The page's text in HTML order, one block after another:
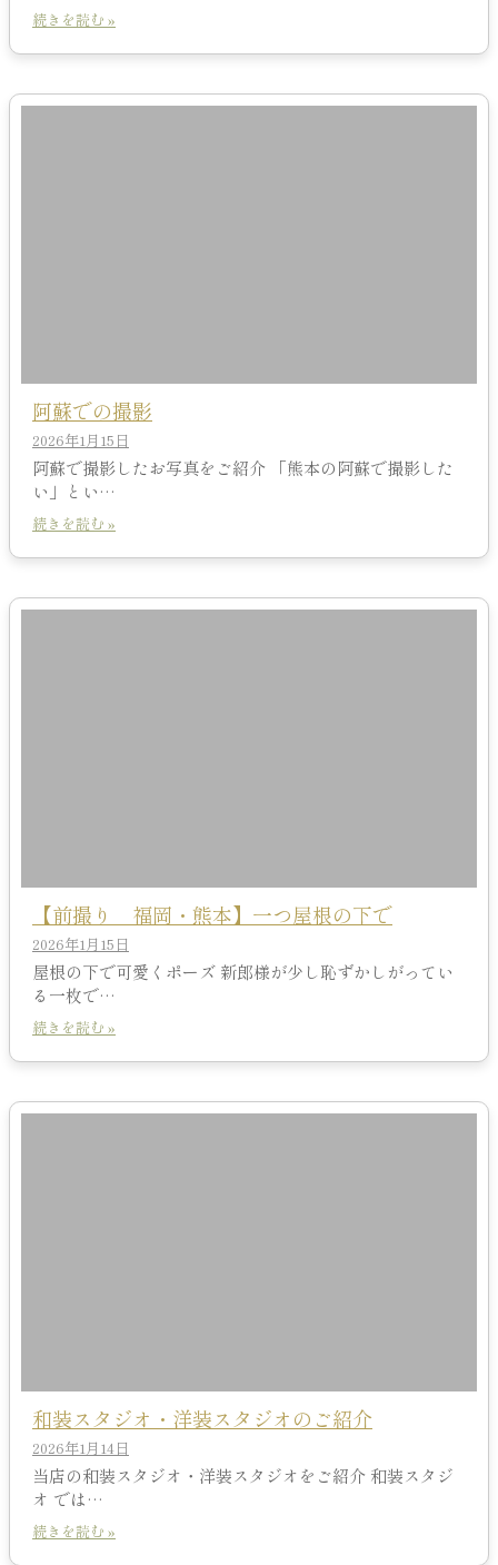
続きを読む »
阿蘇での撮影
2026年1月15日
阿蘇で撮影したお写真をご紹介 「熊本の阿蘇で撮影した
い」とい…
続きを読む »
【前撮り 福岡・熊本】一つ屋根の下で
2026年1月15日
屋根の下で可愛くポーズ 新郎様が少し恥ずかしがってい
る一枚で…
続きを読む »
和装スタジオ・洋装スタジオのご紹介
2026年1月14日
当店の和装スタジオ・洋装スタジオをご紹介 和装スタジ
オ では…
続きを読む »